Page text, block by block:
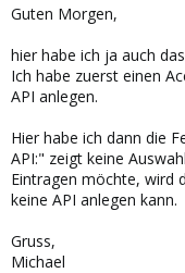
Guten Morgen,
hier habe ich ja auch
Ich habe zuerst einen
API anlegen.
Hier habe ich dann die
API:" zeigt keine
Eintragen möchte, wird
keine API anlegen kann.
Gruss,
Michael